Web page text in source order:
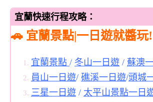
宜蘭快速行程攻略：
🚗 宜蘭景點|一日遊就醬玩!
宜蘭景點 / 冬山一日遊 / 蘇澳
員山一日遊/ 礁溪一日遊/頭城
三星一日遊 / 太平山景點一日